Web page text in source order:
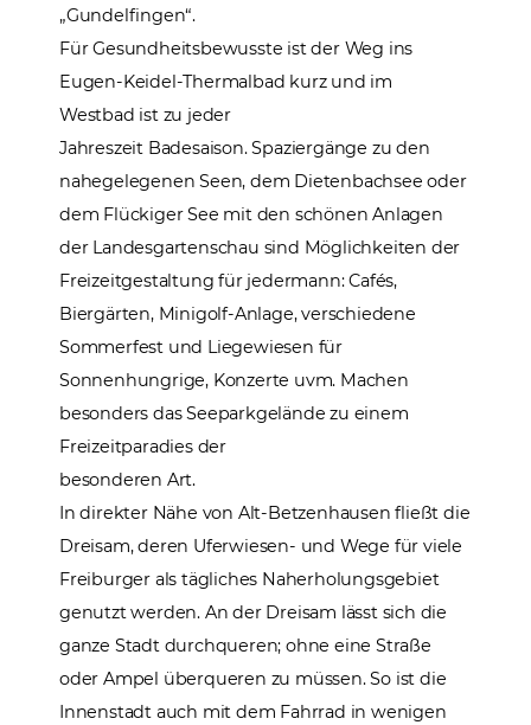
„Gundelfingen“.
Für Gesundheitsbewusste ist der Weg ins
Eugen-Keidel-Thermalbad kurz und im
Westbad ist zu jeder
Jahreszeit Badesaison. Spaziergänge zu den
nahegelegenen Seen, dem Dietenbachsee oder
dem Flückiger See mit den schönen Anlagen
der Landesgartenschau sind Möglichkeiten der
Freizeitgestaltung für jedermann: Cafés,
Biergärten, Minigolf-Anlage, verschiedene
Sommerfest und Liegewiesen für
Sonnenhungrige, Konzerte uvm. Machen
besonders das Seeparkgelände zu einem
Freizeitparadies der
besonderen Art.
In direkter Nähe von Alt-Betzenhausen fließt die
Dreisam, deren Uferwiesen- und Wege für viele
Freiburger als tägliches Naherholungsgebiet
genutzt werden. An der Dreisam lässt sich die
ganze Stadt durchqueren; ohne eine Straße
oder Ampel überqueren zu müssen. So ist die
Innenstadt auch mit dem Fahrrad in wenigen